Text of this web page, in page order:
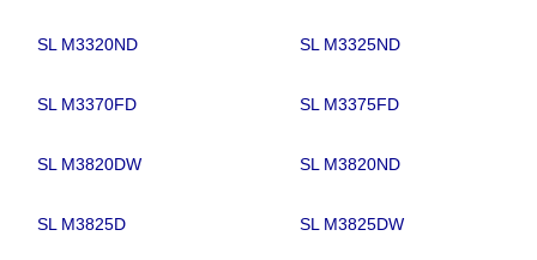
SL M3320ND SL M3325ND
SL M3370FD SL M3375FD
SL M3820DW SL M3820ND
SL M3825D SL M3825DW